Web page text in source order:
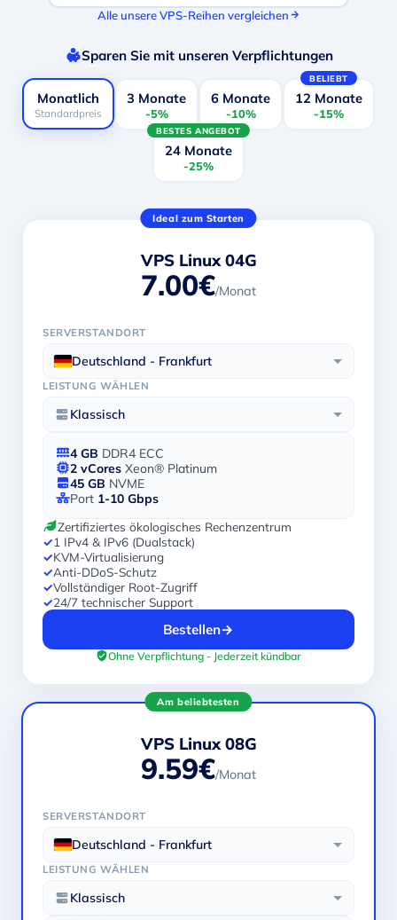
Alle unsere VPS-Reihen vergleichen
Sparen Sie mit unseren Verpflichtungen
Monatlich
Standardpreis
3 Monate
-5%
6 Monate
-10%
BELIEBT
12 Monate
-15%
BESTES ANGEBOT
24 Monate
-25%
Ideal zum Starten
VPS Linux 04G
7.00€/Monat
SERVERSTANDORT
Deutschland - Frankfurt
LEISTUNG WÄHLEN
Klassisch
4 GB DDR4 ECC
2 vCores Xeon® Platinum
45 GB NVME
Port 1-10 Gbps
Zertifiziertes ökologisches Rechenzentrum
✓1 IPv4 & IPv6 (Dualstack)
✓KVM-Virtualisierung
✓Anti-DDoS-Schutz
✓Vollständiger Root-Zugriff
✓24/7 technischer Support
Bestellen→
Ohne Verpflichtung - Jederzeit kündbar
Am beliebtesten
VPS Linux 08G
9.59€/Monat
SERVERSTANDORT
Deutschland - Frankfurt
LEISTUNG WÄHLEN
Klassisch